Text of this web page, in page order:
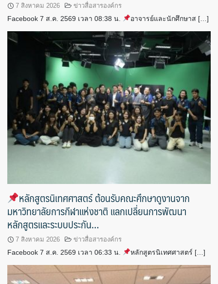
7 สิงหาคม 2026 ข่าวสื่อสารองค์กร
Facebook 7 ส.ค. 2569 เวลา 08:38 น. อาจารย์และนักศึกษาส […]
หลักสูตรนิเทศศาสตร์ ต้อนรับคณะศึกษาดูงานจาก
มหาวิทยาลัยการกีฬาแห่งชาติ แลกเปลี่ยนการพัฒนา
หลักสูตรและระบบประกัน…
7 สิงหาคม 2026 ข่าวสื่อสารองค์กร
Facebook 7 ส.ค. 2569 เวลา 06:33 น. หลักสูตรนิเทศศาสตร์ […]